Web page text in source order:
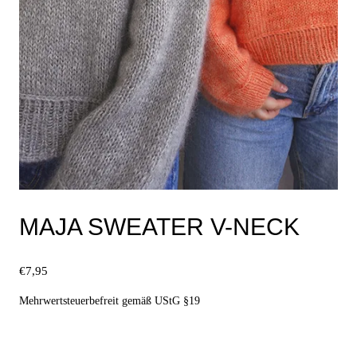
MAJA SWEATER V-NECK
€7,95
Mehrwertsteuerbefreit gemäß UStG §19